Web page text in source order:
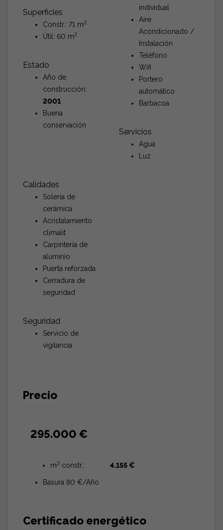
Superficies
Constr.: 71 m2
Útil: 60 m2
Estado
Año de
construcción:
2001
Buena
conservación
individual
Aire
Acondicionado /
Instalación
Teléfono
Wifi
Portero
automático
Barbacoa
Servicios
Agua
Luz
Calidades
Solería de
cerámica
Acristalamiento
climalit
Carpintería de
aluminio
Puerta reforzada
Cerradura de
seguridad
Seguridad
Servicio de
vigilancia
Precio
295.000 €
m2 constr.: 4.155 €
Basura 80 €/Año
Certificado energético